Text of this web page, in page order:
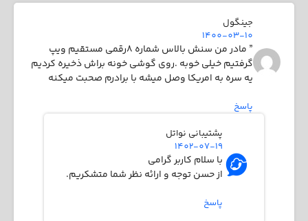
جینگول
1400-03-10
” مادر من سنش بالاس شماره 8رقمی مستقیم ویپ
گرفتیم خیلی خوبه .روی گوشی خونه براش ذخیره کردیم
یه سره به امریکا وصل میشه با برادرم صحبت میکنه
پاسخ
پشتیبانی نواتل
1402-07-19
با سلام کاربر گرامی
از حسن توجه و ارائه نظر شما متشکریم.
پاسخ